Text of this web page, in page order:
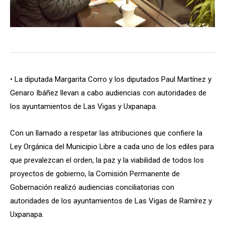
• La diputada Margarita Corro y los diputados Paul Martínez y
Genaro Ibáñez llevan a cabo audiencias con autoridades de
los ayuntamientos de Las Vigas y Uxpanapa.
Con un llamado a respetar las atribuciones que confiere la
Ley Orgánica del Municipio Libre a cada uno de los ediles para
que prevalezcan el orden, la paz y la viabilidad de todos los
proyectos de gobierno, la Comisión Permanente de
Gobernación realizó audiencias conciliatorias con
autoridades de los ayuntamientos de Las Vigas de Ramírez y
Uxpanapa.